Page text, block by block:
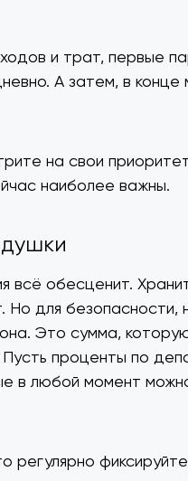
и трат, первые
А затем, в конце
на свои
наиболее важны.
всё обесценит.
Но для безопасности,
Это сумма,
проценты по
в любой момент
регулярно